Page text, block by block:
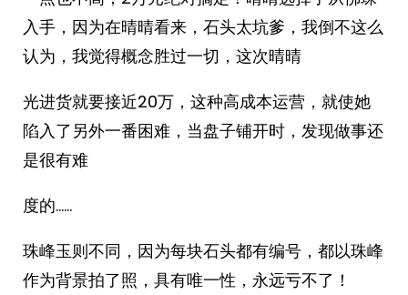
入手，因为在晴晴看来，石头太坑爹，我倒不这么
认为，我觉得概念胜过一切，这次晴晴
光进货就要接近20万，这种高成本运营，就使她
陷入了另外一番困难，当盘子铺开时，发现做事还
是很有难
度的……
珠峰玉则不同，因为每块石头都有编号，都以珠峰
作为背景拍了照，具有唯一性，永远亏不了！